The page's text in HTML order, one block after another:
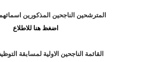
المترشحين الناجحين المذكورين
اضغظ هنا للاطلاع
القائمة الناجحين الاولية لمسابقة